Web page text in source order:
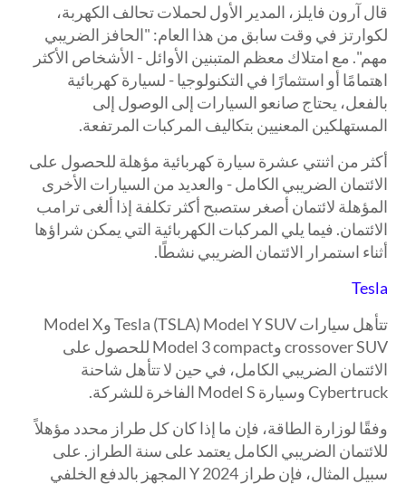
قال آرون فايلز، المدير الأول لحملات تحالف الكهربة،
لكوارتز في وقت سابق من هذا العام: "الحافز الضريبي
مهم". مع امتلاك معظم المتبنين الأوائل - الأشخاص الأكثر
اهتمامًا أو استثمارًا في التكنولوجيا - لسيارة كهربائية
بالفعل، يحتاج صانعو السيارات إلى الوصول إلى
المستهلكين المعنيين بتكاليف المركبات المرتفعة.
أكثر من اثنتي عشرة سيارة كهربائية مؤهلة للحصول على
الائتمان الضريبي الكامل - والعديد من السيارات الأخرى
المؤهلة لائتمان أصغر ستصبح أكثر تكلفة إذا ألغى ترامب
الائتمان. فيما يلي المركبات الكهربائية التي يمكن شراؤها
أثناء استمرار الائتمان الضريبي نشطًا.
Tesla
تتأهل سيارات Tesla (TSLA) Model Y SUV وModel X
crossover SUV وModel 3 compact للحصول على
الائتمان الضريبي الكامل، في حين لا تتأهل شاحنة
Cybertruck وسيارة Model S الفاخرة للشركة.
وفقًا لوزارة الطاقة، فإن ما إذا كان كل طراز محدد مؤهلاً
للائتمان الضريبي الكامل يعتمد على سنة الطراز. على
سبيل المثال، فإن طراز Y 2024 المجهز بالدفع الخلفي